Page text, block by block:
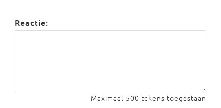
Reactie:
Maximaal 500 tekens toegestaan